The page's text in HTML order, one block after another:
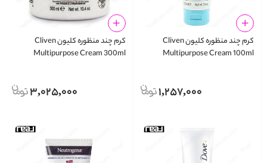
کرم چند منظوره کلیون Cliven
Multipurpose Cream 100ml
1,257,000
کرم چند منظوره کلیون Cliven
Multipurpose Cream 300ml
3,025,000